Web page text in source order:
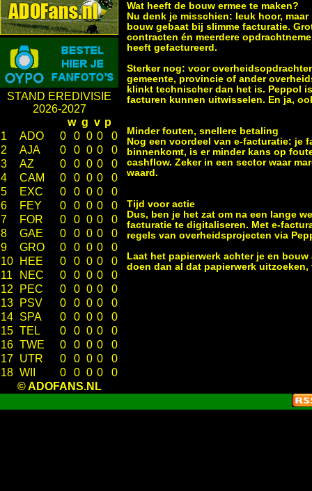
STAND EREDIVISIE
2026-2027
w g v p
1
ADO 0 0 0 0
0
2
AJA 0 0 0 0
0
3
AZ 0 0 0 0
0
4
CAM 0 0 0 0
0
5
EXC 0 0 0 0
0
6
FEY 0 0 0 0
0
7
FOR 0 0 0 0
0
8
GAE 0 0 0 0
0
9
GRO 0 0 0 0
0
10
HEE 0 0 0 0
0
11
NEC 0 0 0 0
0
12
PEC 0 0 0 0
0
13
PSV 0 0 0 0
0
14 SPA 0 0 0 0
0
15 TEL 0 0 0 0
0
16 TWE 0 0 0 0
0
17 UTR 0 0 0 0
0
18 WII 0 0 0 0
0
© ADOFANS.NL
Wat heeft de bouw ermee te maken?
Nu denk je misschien: leuk hoor,
bouw gebaat bij slimme facturatie.
contracten én meerdere
heeft gefactureerd.
Sterker nog: voor
gemeente, provincie of ander
klinkt technischer dan het is. Peppol
facturen kunnen uitwisselen. En ja,
Minder fouten, snellere betaling
Nog een voordeel van e-facturatie: je
binnenkomt, is er minder kans op
cashflow. Zeker in een sector waar
waard.
Tijd voor actie
Dus, ben je het zat om na een lange
facturatie te digitaliseren. Met e-
regels van overheidsprojecten via
Laat het papierwerk achter je en
doen dan al dat papierwerk uitzoeken,